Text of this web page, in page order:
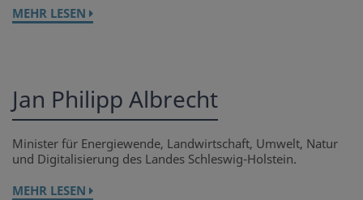
MEHR LESEN
Jan Philipp Albrecht
Minister für Energiewende, Landwirtschaft, Umwelt, Natur
und Digitalisierung des Landes Schleswig-Holstein.
MEHR LESEN